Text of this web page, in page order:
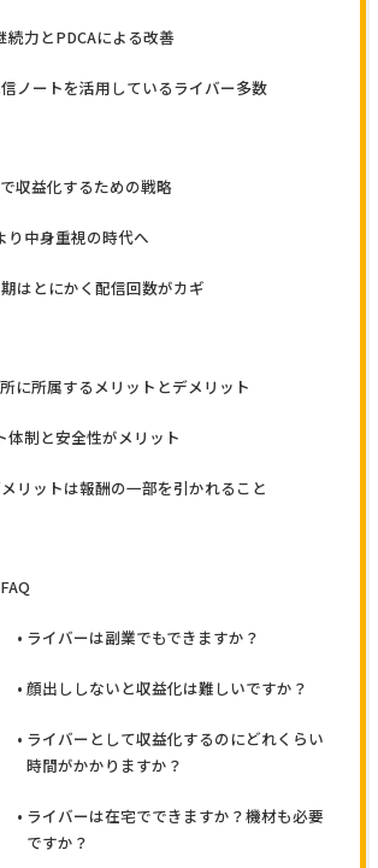
続力とPDCAによる改善
ノートを活用しているライバー多数
収益化するための戦略
り中身重視の時代へ
はとにかく配信回数がカギ
に所属するメリットとデメリット
体制と安全性がメリット
リットは報酬の一部を引かれること
ライバーは副業でもできますか？
顔出ししないと収益化は難しいですか？
ライバーとして収益化するのにどれくらい
時間がかかりますか？
ライバーは在宅でできますか？機材も必要
ですか？